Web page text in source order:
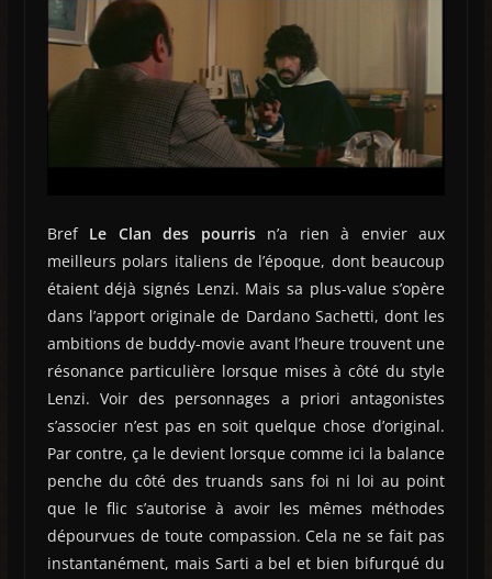
Bref Le Clan des pourrisn’a rien à envier aux
meilleurs polars italiens de l’époque, dont beaucoup
étaient déjà signés Lenzi. Mais sa plus-value s’opère
dans l’apport originale de Dardano Sachetti, dont les
ambitions de buddy-movie avant l’heure trouvent une
résonance particulière lorsque mises à côté du style
Lenzi. Voir des personnages a priori antagonistes
s’associer n’est pas en soit quelque chose d’original.
Par contre, ça le devient lorsque comme ici la balance
penche du côté des truands sans foi ni loi au point
que le flic s’autorise à avoir les mêmes méthodes
dépourvues de toute compassion. Cela ne se fait pas
instantanément, mais Sarti a bel et bien bifurqué du